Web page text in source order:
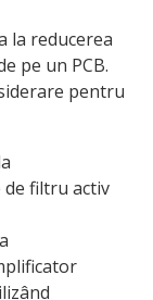
la reducerea
pe un PCB.
pentru
filtru activ